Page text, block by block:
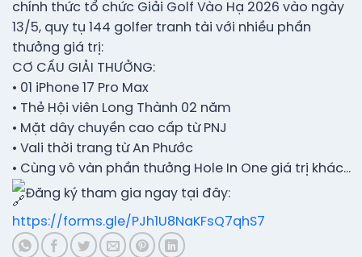
chính thức tổ chức Giải Golf Vào Hạ 2026 vào ngày
13/5, quy tụ 144 golfer tranh tài với nhiều phần
thưởng giá trị:
CƠ CẤU GIẢI THƯỞNG:
• 01 iPhone 17 Pro Max
• Thẻ Hội viên Long Thành 02 năm
• Mặt dây chuyền cao cấp từ PNJ
• Vali thời trang từ An Phước
• Cùng vô vàn phần thưởng Hole In One giá trị khác…
Đăng ký tham gia ngay tại đây:
https://forms.gle/PJh1U8NaKFsQ7qhS7